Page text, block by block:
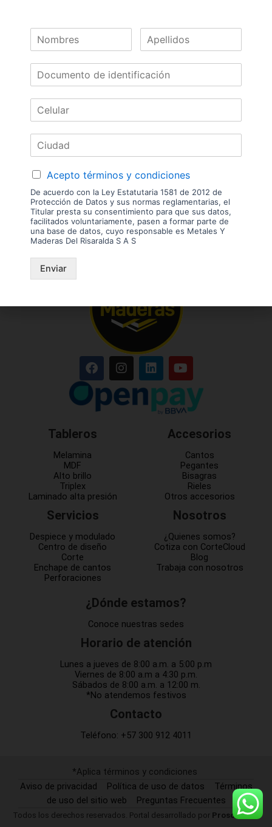
inventario. Precio sujeto a cambios sin previo aviso.
Nuestras
Marcas
Tableros
Melamina
MDF
Alto brillo
Triplex
Laminado alta presión
Servicios
Despiece y modulado
Centro de diseño
Corte
Enchape de cantos
Perforaciones
Accesorios
Cantos
Pegantes
Bisagras
Rieles
Otros accesorios
Nosotros
¿Quienes somos?
Cotiza con CorteCloud
Blog
Trabaja con nosotros
¿Dónde estamos?
Conoce nuestras sedes
Horario de atención
Lunes a jueves de 8:00 a.m. a 5:00 p.m
Viernes de 8:00 a.m a 4:30 p.m.
Sábados de 8:00 a.m. a 12:00 m.
*No atendemos festivos
Contacto
Teléfono: +57 300 912 4011
*Aplica términos y condiciones
Aviso de privacidad
Política de uso de datos Términos
de uso del sitio web Preguntas Frecuentes
Todos los derechos reservados. Portal desarrollado por Prosof SAS.
Acepto términos y condiciones
De acuerdo con la Ley Estatutaria 1581 de 2012 de
Protección de Datos y sus normas reglamentarias, el
Titular presta su consentimiento para que sus datos,
facilitados voluntariamente, pasen a formar parte de
una base de datos, cuyo responsable es Metales Y
Maderas Del Risaralda S A S
Enviar